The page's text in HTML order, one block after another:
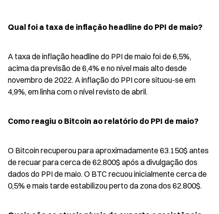
Qual foi a taxa de inflação headline do PPI de maio?
A taxa de inflação headline do PPI de maio foi de 6,5%,
acima da previsão de 6,4% e no nível mais alto desde
novembro de 2022. A inflação do PPI core situou-se em
4,9%, em linha com o nível revisto de abril.
Como reagiu o Bitcoin ao relatório do PPI de maio?
O Bitcoin recuperou para aproximadamente 63.150$ antes
de recuar para cerca de 62.800$ após a divulgação dos
dados do PPI de maio. O BTC recuou inicialmente cerca de
0,5% e mais tarde estabilizou perto da zona dos 62.800$.